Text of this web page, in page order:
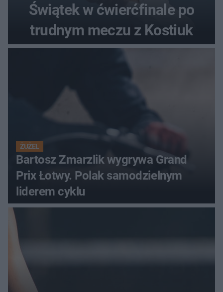
Świątek w ćwierćfinale po
trudnym meczu z Kostiuk
ŻUŻEL
Bartosz Zmarzlik wygrywa Grand
Prix Łotwy. Polak samodzielnym
liderem cyklu